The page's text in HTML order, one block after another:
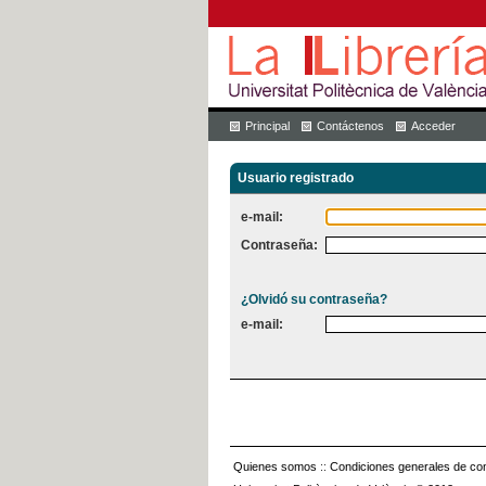
Principal Contáctenos Acceder
Usuario registrado
e-mail:
Contraseña:
¿Olvidó su contraseña?
e-mail:
Quienes somos :: Condiciones generales de